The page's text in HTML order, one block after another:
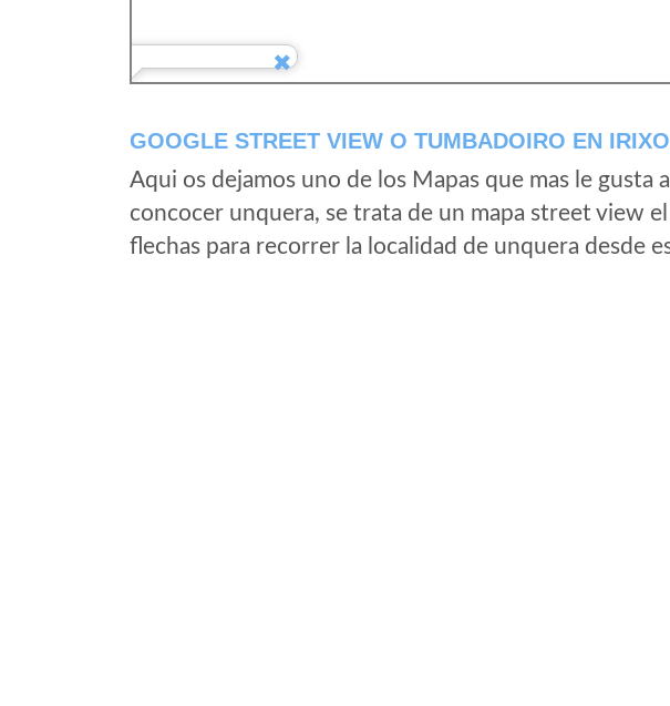
GOOGLE STREET VIEW O TUMBADOIRO EN
Aqui os dejamos uno de los Mapas que mas le gusta
concocer unquera, se trata de un mapa street view
flechas para recorrer la localidad de unquera desde